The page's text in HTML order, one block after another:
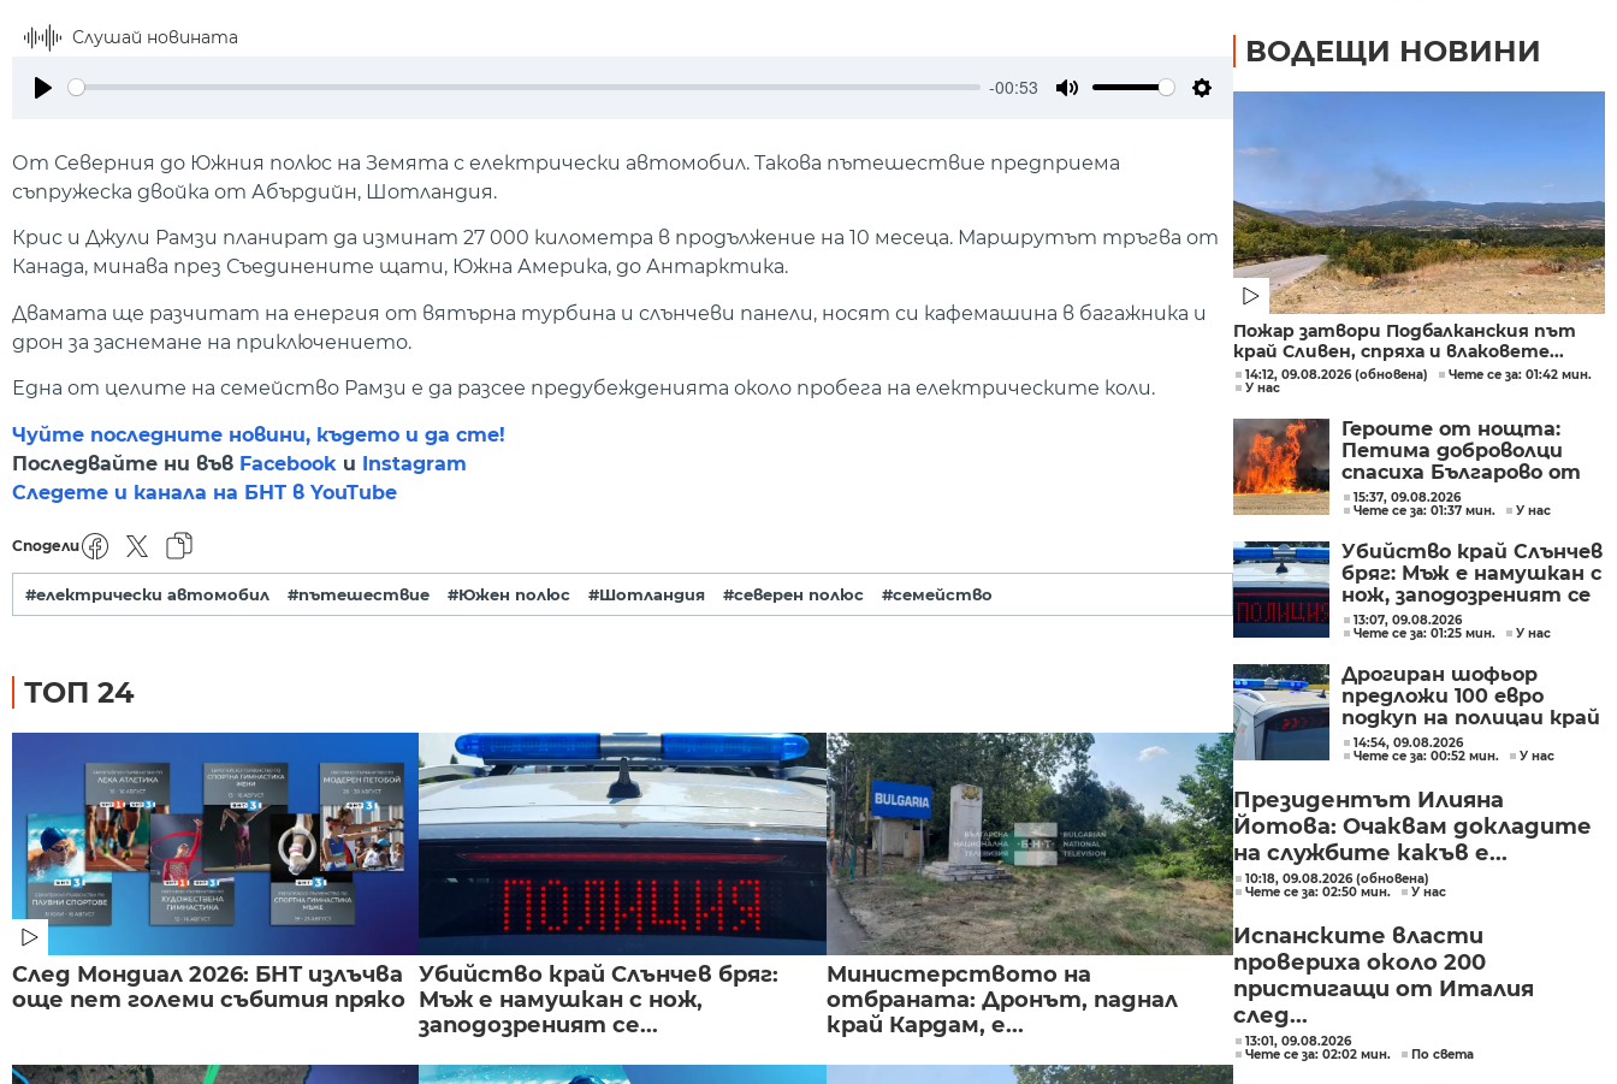
Слушай новината
-00:53
От Северния до Южния полюс на Земята с електрически автомобил. Такова пътешествие предприема
съпружеска двойка от Абърдийн, Шотландия.
Крис и Джули Рамзи планират да изминат 27 000 километра в продължение на 10 месеца. Маршрутът тръгва от
Канада, минава през Съединените щати, Южна Америка, до Антарктика.
Двамата ще разчитат на енергия от вятърна турбина и слънчеви панели, носят си кафемашина в багажника и
дрон за заснемане на приключението.
Една от целите на семейство Рамзи е да разсее предубежденията около пробега на електрическите коли.
Чуйте последните новини, където и да сте!
Последвайте ни във Facebook и Instagram
Следете и канала на БНТ в YouTube
Сподели
#електрически автомобил #пътешествие #Южен полюс #Шотландия #северен полюс #семейство
ТОП 24
След Мондиал 2026: БНТ излъчва
още пет големи събития пряко
Убийство край Слънчев бряг:
Мъж е намушкан с нож,
заподозреният се...
Министерството на
отбраната: Дронът, паднал
край Кардам, е...
ВОДЕЩИ НОВИНИ
Пожар затвори Подбалканския път
край Сливен, спряха и влаковете...
14:12, 09.08.2026 (обновена)
Чете се за: 01:42 мин.
У нас
Героите от нощта:
Петима доброволци
спасиха Българово от
огнен капан
15:37, 09.08.2026
Чете се за: 01:37 мин.
У нас
Убийство край Слънчев
бряг: Мъж е намушкан с
нож, заподозреният се
опитал да избяга
13:07, 09.08.2026
Чете се за: 01:25 мин.
У нас
Дрогиран шофьор
предложи 100 евро
подкуп на полицаи край
Поморие
14:54, 09.08.2026
Чете се за: 00:52 мин.
У нас
Президентът Илияна
Йотова: Очаквам докладите
на службите какъв е...
10:18, 09.08.2026 (обновена)
Чете се за: 02:50 мин.
У нас
Испанските власти
провериха около 200
пристигащи от Италия
след...
13:01, 09.08.2026
Чете се за: 02:02 мин.
По света